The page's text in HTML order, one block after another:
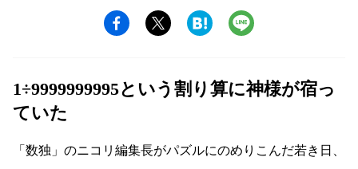
1÷9999999995という割り算に神様が宿っ
ていた
「数独」のニコリ編集長がパズルにのめりこんだ若き日、